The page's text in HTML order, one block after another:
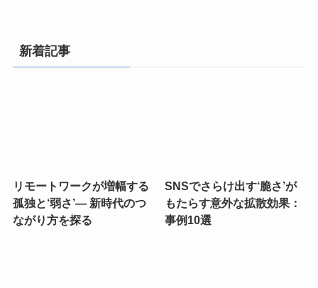
新着記事
リモートワークが増幅する
孤独と‘弱さ’— 新時代のつ
ながり方を探る
SNSでさらけ出す‘脆さ’が
もたらす意外な拡散効果：
事例10選